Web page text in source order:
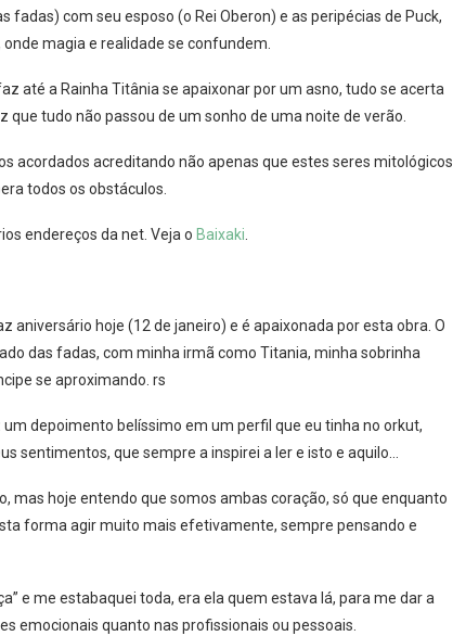
com seu esposo (o Rei Oberon) e as peripécias de Puck,
magia e realidade se confundem.
até a Rainha Titânia se apaixonar por um asno, tudo se acerta
tudo não passou de um sonho de uma noite de verão.
acordados acreditando não apenas que estes seres mitológicos
todos os obstáculos.
endereços da net. Veja o Baixaki
aniversário hoje (12 de janeiro) e é apaixonada por esta obra. O
das fadas, com minha irmã como Titania, minha sobrinha
se aproximando. rs
depoimento belíssimo em um perfil que eu tinha no orkut,
sentimentos, que sempre a inspirei a ler e isto e aquilo…
mas hoje entendo que somos ambas coração, só que enquanto
forma agir muito mais efetivamente, sempre pensando e
e me estabaquei toda, era ela quem estava lá, para me dar a
emocionais quanto nas profissionais ou pessoais.